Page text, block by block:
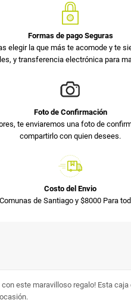
Formas de pago Seguras
la que más te acomode y te
y transferencia electrónica para
Foto de Confirmación
te enviaremos una foto de
compartirlo con quien desees.
Costo del Envio
de Santiago y $8000 Para
este maravilloso regalo! Esta